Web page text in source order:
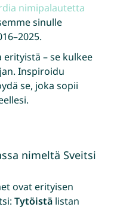
nimipalautetta
sinulle
– se kulkee
Inspiroidu
se, joka sopii
nimeltä Sveitsi
ovat erityisen
Tytöistälistan